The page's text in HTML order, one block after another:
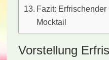
Fazit:
Mocktail
Vorstellung